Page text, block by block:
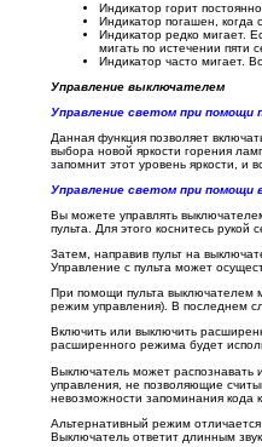
Индикатор горит
Индикатор погашен, когда
Индикатор редко мигает.
мигать по истечении пяти
Индикатор часто мигает.
Управление выключателем
Управление светом при помощи
Данная функция позволяет
выбора новой яркости горения
запомнит этот уровень яркости, и
Управление светом при помощи
Вы можете управлять
пульта. Для этого коснитесь
Затем, направив пульт на
Управление с пульта может
При помощи пульта выключателем
режим управления). В последнем
Включить или выключить
расширенного режима будет
Выключатель может распознавать
управления, не позволяющие
невозможности запоминания кода
Альтернативный режим
Выключатель ответит длинным